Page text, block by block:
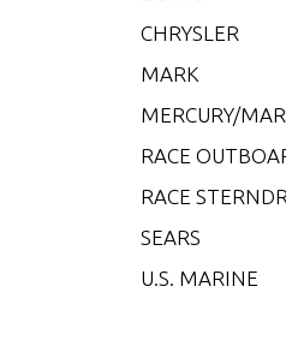
CHRYSLER
MARK
MERCURY/
RACE
RACE
SEARS
U.S. MARINE